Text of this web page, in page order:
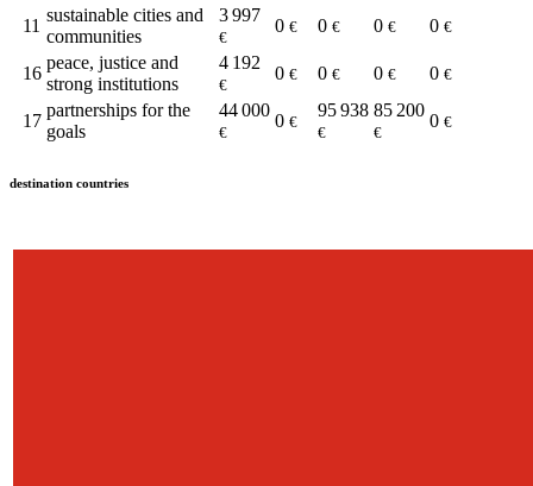
11
sustainable cities and
communities
3 997
€
0 € 0 € 0 € 0 €
16
peace, justice and
strong institutions
4 192
€
0 € 0 € 0 € 0 €
17
partnerships for the
goals
44 000
€
0 €
95 938
€
85 200
€
0 €
destination countries